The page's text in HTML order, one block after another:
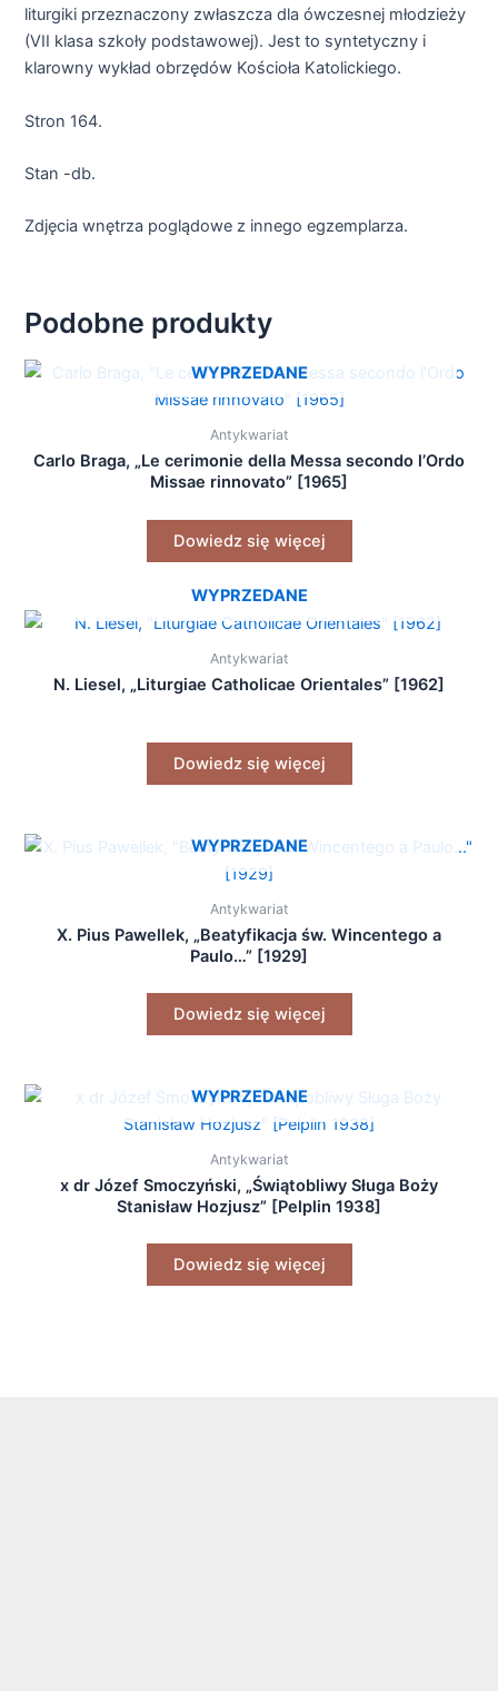
liturgiki przeznaczony zwłaszcza dla ówczesnej młodzieży
(VII klasa szkoły podstawowej). Jest to syntetyczny i
klarowny wykład obrzędów Kościoła Katolickiego.
Stron 164.
Stan -db.
Zdjęcia wnętrza poglądowe z innego egzemplarza.
Podobne produkty
WYPRZEDANE
Antykwariat
Carlo Braga, „Le cerimonie della Messa secondo l’Ordo
Missae rinnovato” [1965]
Dowiedz się więcej
WYPRZEDANE
Antykwariat
N. Liesel, „Liturgiae Catholicae Orientales” [1962]
Dowiedz się więcej
WYPRZEDANE
Antykwariat
X. Pius Pawellek, „Beatyfikacja św. Wincentego a
Paulo…” [1929]
Dowiedz się więcej
WYPRZEDANE
Antykwariat
x dr Józef Smoczyński, „Świątobliwy Sługa Boży
Stanisław Hozjusz” [Pelplin 1938]
Dowiedz się więcej